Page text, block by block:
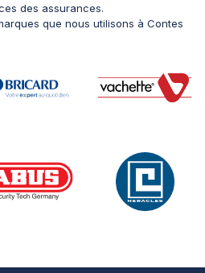
des assurances.
que nous utilisons à Contes